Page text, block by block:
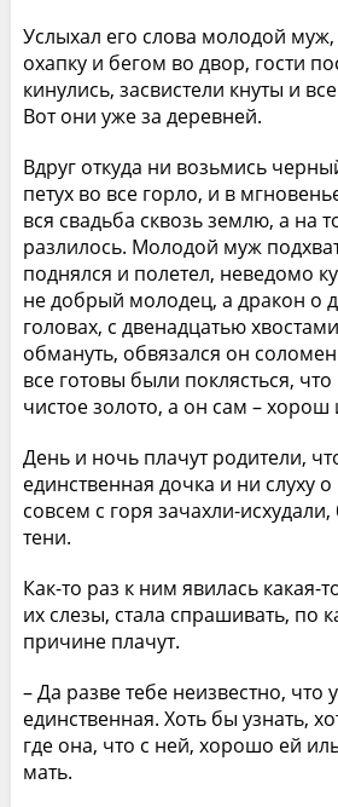
Услыхал его слова молодой муж,
охапку и бегом во двор, гости
кинулись, засвистели кнуты и
Вот они уже за деревней.
Вдруг откуда ни возьмись
петух во все горло, и в
вся свадьба сквозь землю, а на
разлилось. Молодой муж
поднялся и полетел, неведомо
не добрый молодец, а дракон о
головах, с двенадцатью
обмануть, обвязался он
все готовы были поклясться,
чистое золото, а он сам – хорош
День и ночь плачут родители,
единственная дочка и ни слуху о
совсем с горя зачахли-
тени.
Как-то раз к ним явилась какая-
их слезы, стала спрашивать, по
причине плачут.
– Да разве тебе неизвестно, что
единственная. Хоть бы узнать,
где она, что с ней, хорошо ей
мать.